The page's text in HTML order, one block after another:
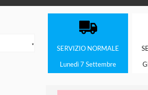
▼
SERVIZIO NORMALE
Lunedì 7 Settembre